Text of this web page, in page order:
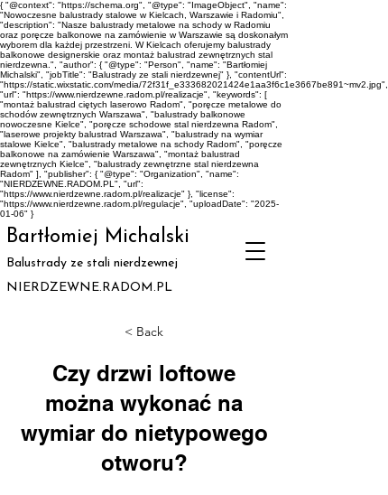
{ "@context": "https://schema.org", "@type": "ImageObject", "name":
"Nowoczesne balustrady stalowe w Kielcach, Warszawie i Radomiu",
"description": "Nasze balustrady metalowe na schody w Radomiu
oraz poręcze balkonowe na zamówienie w Warszawie są doskonałym
wyborem dla każdej przestrzeni. W Kielcach oferujemy balustrady
balkonowe designerskie oraz montaż balustrad zewnętrznych stal
nierdzewna.", "author": { "@type": "Person", "name": "Bartłomiej
Michalski", "jobTitle": "Balustrady ze stali nierdzewnej" }, "contentUrl":
"https://static.wixstatic.com/media/72f31f_e333682021424e1aa3f6c1e3667be891~mv2.jpg",
"url": "https://www.nierdzewne.radom.pl/realizacje", "keywords": [
"montaż balustrad ciętych laserowo Radom", "poręcze metalowe do
schodów zewnętrznych Warszawa", "balustrady balkonowe
nowoczesne Kielce", "poręcze schodowe stal nierdzewna Radom",
"laserowe projekty balustrad Warszawa", "balustrady na wymiar
stalowe Kielce", "balustrady metalowe na schody Radom", "poręcze
balkonowe na zamówienie Warszawa", "montaż balustrad
zewnętrznych Kielce", "balustrady zewnętrzne stal nierdzewna
Radom" ], "publisher": { "@type": "Organization", "name":
"NIERDZEWNE.RADOM.PL", "url":
"https://www.nierdzewne.radom.pl/realizacje" }, "license":
"https://www.nierdzewne.radom.pl/regulacje", "uploadDate": "2025-
01-06" }
Bartłomiej Michalski
Balustrady ze stali nierdzewnej
NIERDZEWNE.RADOM.PL
< Back
Czy drzwi loftowe
można wykonać na
wymiar do nietypowego
otworu?